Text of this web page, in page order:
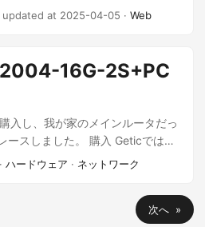
る理由の一つとして挙げられる
用しているメールアドレスとい
がGmailに握られていることは大
Googleのエコシステムとして
能性は低いと思うが、利用者個人
スクは考慮すべきだからだ。 ...
updated at 2025-04-05 · Web
16G-2S+PC
入し、我が家のメインルータだっ
ースしました。 購入 Geticではず
ていましたね。在庫が復活したら
$30.91 Bank Fees: $11.02
FedExから輸入消費税の請求があ
· ハードウェア · ネットワーク
次へ »